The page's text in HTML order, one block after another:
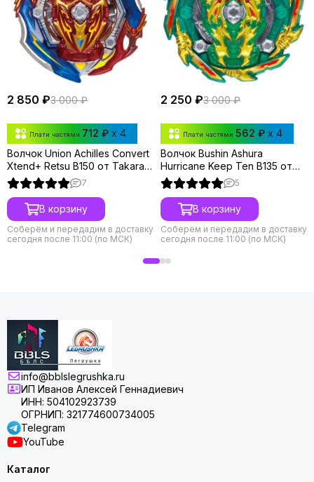
2 850 ₽3 000 ₽
Плати частями 712 ₽ x 4
Волчок Union Achilles Convert
Xtend+ Retsu B150 от Takara
Tomy
7
В корзину
Соберём и передадим в доставку
сегодня после 11:00 (по МСК)
2 250 ₽3 000 ₽
Плати частями 562 ₽ x 4
Волчок Bushin Ashura
Hurricane Keep Ten B135 от
Takara Tomy
5
В корзину
Соберём и передадим в доставку
сегодня после 11:00 (по МСК)
info@bblslegrushka.ru
ИП Иванов Алексей Геннадиевич
ИНН: 504102923739
ОГРНИП: 321774600734005
Telegram
YouTube
Каталог